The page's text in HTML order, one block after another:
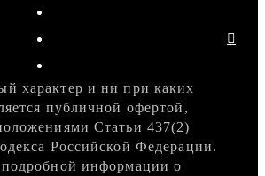
характер и ни при каких
публичной офертой,
Статьи 437(2)
Российской Федерации.
информации о